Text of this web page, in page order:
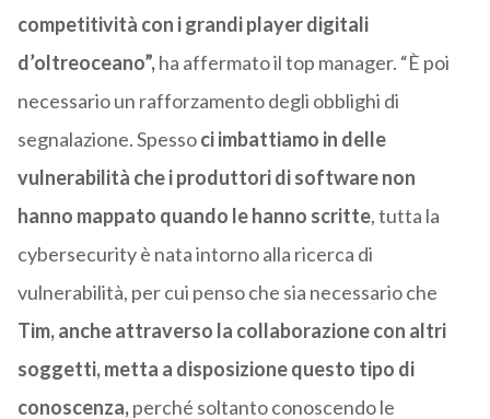
competitività con i grandi player digitali
d’oltreoceano”,ha affermato il top manager. “È poi
necessario un rafforzamento degli obblighi di
segnalazione. Spessoci imbattiamo in delle
vulnerabilità che i produttori di software non
hanno mappato quando le hanno scritte, tutta la
cybersecurity è nata intorno alla ricerca di
vulnerabilità, per cui penso che sia necessario che
Tim, anche attraverso la collaborazione con altri
soggetti, metta a disposizione questo tipo di
conoscenza,perché soltanto conoscendo le